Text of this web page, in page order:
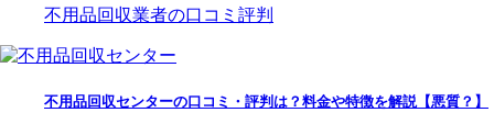
不用品回収業者の口コミ評判
不用品回収センターの口コミ・評判は？料金や特徴を解説【悪質？】